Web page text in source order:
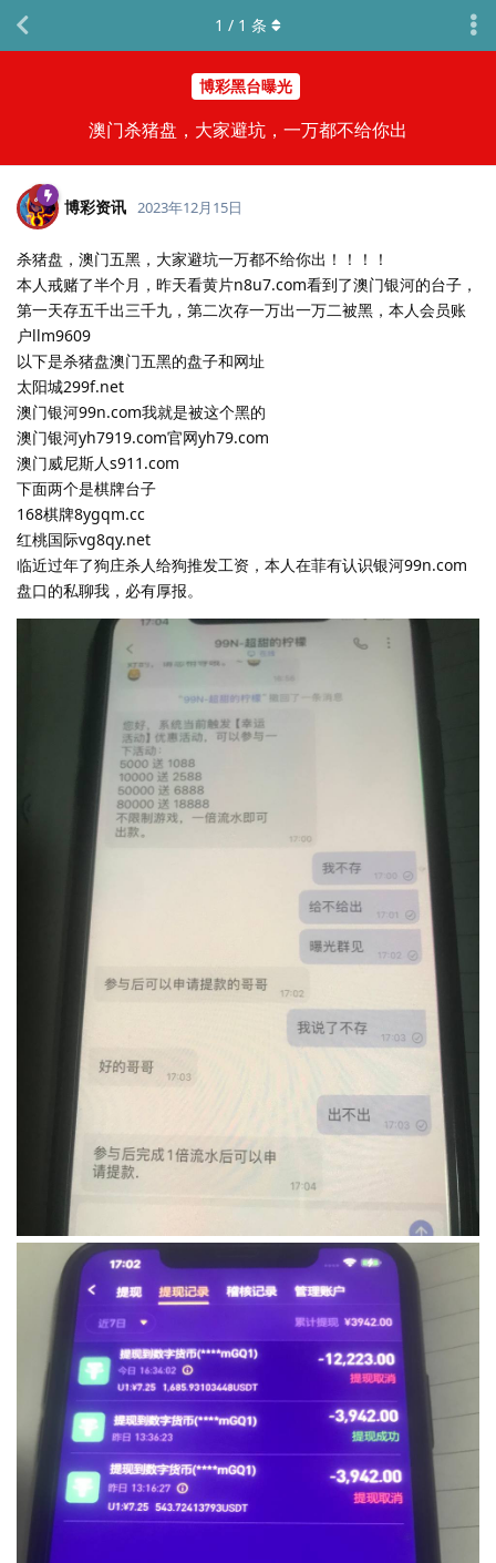
博彩黑台曝光
澳门杀猪盘，大家避坑，一万都不给你出
1 / 1 条
博彩资讯 2023年12月15日
杀猪盘，澳门五黑，大家避坑一万都不给你出！！！！
本人戒赌了半个月，昨天看黄片n8u7.com看到了澳门银河的台子，
第一天存五千出三千九，第二次存一万出一万二被黑，本人会员账
户llm9609
以下是杀猪盘澳门五黑的盘子和网址
太阳城299f.net
澳门银河99n.com我就是被这个黑的
澳门银河yh7919.com官网yh79.com
澳门威尼斯人s911.com
下面两个是棋牌台子
168棋牌8ygqm.cc
红桃国际vg8qy.net
临近过年了狗庄杀人给狗推发工资，本人在菲有认识银河99n.com
盘口的私聊我，必有厚报。